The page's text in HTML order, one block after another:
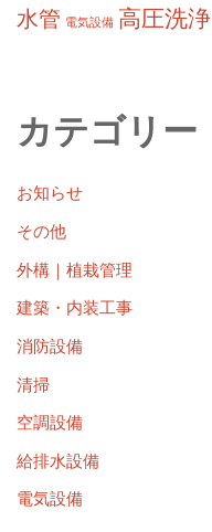
水管 電気設備 高圧洗浄
カテゴリー
お知らせ
その他
外構｜植栽管理
建築・内装工事
消防設備
清掃
空調設備
給排水設備
電気設備